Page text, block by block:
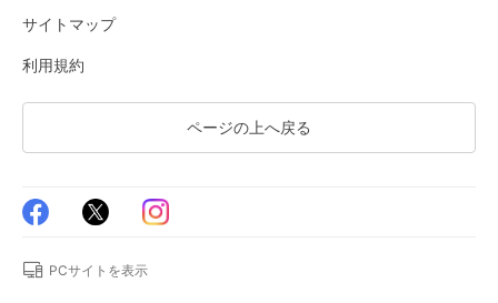
サイトマップ
利用規約
ページの上へ戻る
PCサイトを表示